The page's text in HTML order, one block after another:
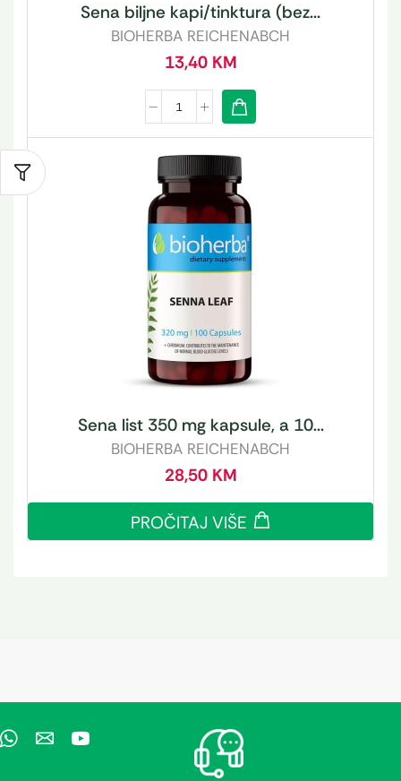
Sena biljne kapi/tinktura (bez...
BIOHERBA REICHENABCH
13,40 KM
Sena list 350 mg kapsule, a 10...
BIOHERBA REICHENABCH
28,50 KM
PROČITAJ VIŠE